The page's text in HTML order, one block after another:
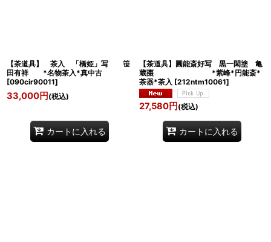
【茶道具】 茶入 「橋姫」写 笹
田有祥 *名物茶入*真中古
[090cir90011]
33,000円 (税込)
カートに入れる
【茶道具】圓能斎好写 黒一閑塗 亀
蔵棗 *紫峰*円能斎*
茶器*茶入 [212ntm10061]
27,580円 (税込)
カートに入れる